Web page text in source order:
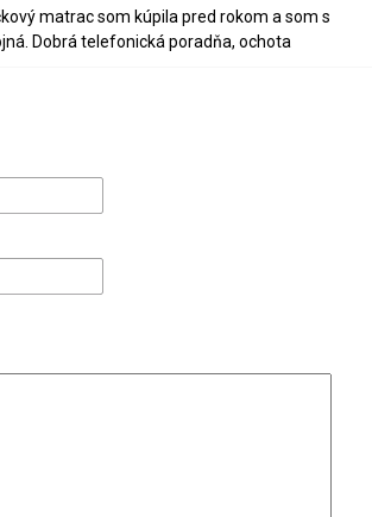
matrac som kúpila pred rokom a som s
Dobrá telefonická poradňa, ochota